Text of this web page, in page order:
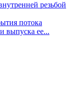
резьбой
потока
выпуска ее...